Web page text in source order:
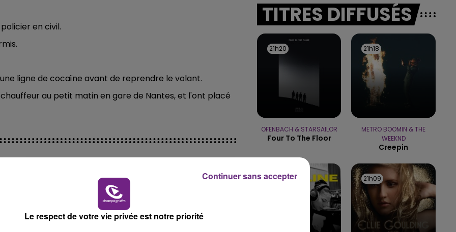
LA FAMILLE
10h00 - 14h00
LE TICKET DE CAISSE
en civil.
ligne de cocaïne avant de reprendre le volant.
au petit matin en gare de Nantes, et l'ont placé
TITRES DIFFUSÉS
21h20
21h20
OFENBACH & STARSAILOR
Four To The Floor
21h18
21h18
METRO BOOMIN & THE
WEEKND
Creepin
21h14
21h14 21h09
21h09
Le respect de votre vie privée est notre priorité
Continuer sans accepter